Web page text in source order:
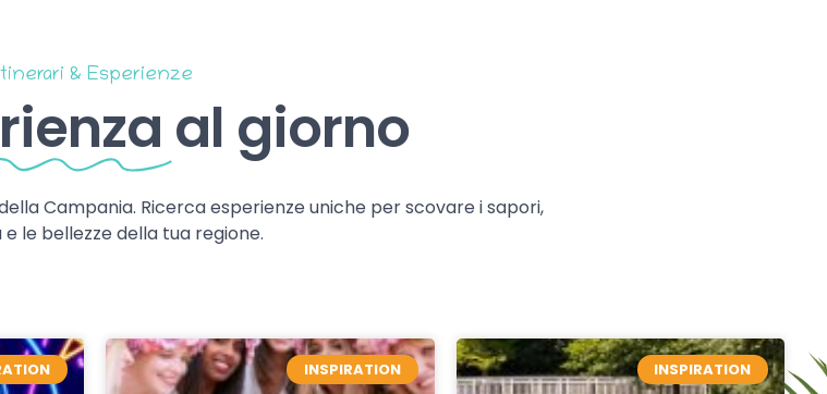
& Esperienze
al giorno
Campania. Ricerca esperienze uniche per scovare i sapori,
le bellezze della tua regione.
INSPIRATION INSPIRATION